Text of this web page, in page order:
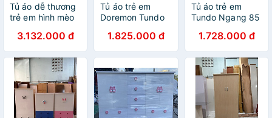
Tủ áo dễ thương
trẻ em hình mèo
1m6 x Cao 1m25
x sâu 45 cm
3.132.000 đ
Tủ áo trẻ em
Doremon Tundo
1.825.000 đ
Tủ áo trẻ em
Tundo Ngang 85
1.728.000 đ